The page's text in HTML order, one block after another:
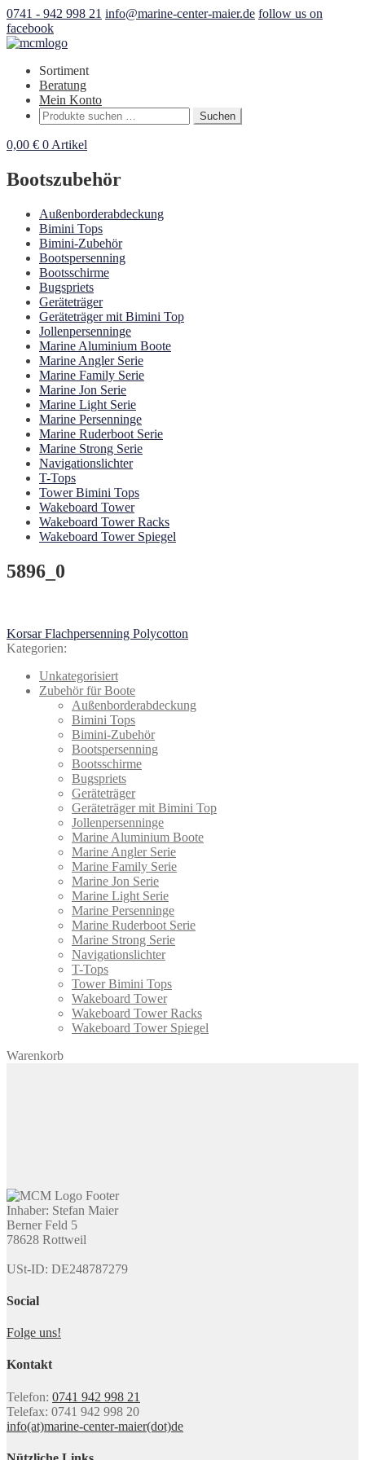
0741 - 942 998 21 info@marine-center-maier.de follow us on
facebook
Sortiment
Beratung
Mein Konto
Suchen
nach:
Suchen
0,00 € 0 Artikel
Bootszubehör
Außenborderabdeckung
Bimini Tops
Bimini-Zubehör
Bootspersenning
Bootsschirme
Bugspriets
Geräteträger
Geräteträger mit Bimini Top
Jollenpersenninge
Marine Aluminium Boote
Marine Angler Serie
Marine Family Serie
Marine Jon Serie
Marine Light Serie
Marine Persenninge
Marine Ruderboot Serie
Marine Strong Serie
Navigationslichter
T-Tops
Tower Bimini Tops
Wakeboard Tower
Wakeboard Tower Racks
Wakeboard Tower Spiegel
5896_0
Beitragsnavigation
Vorheriger
Beitrag:
Korsar Flachpersenning Polycotton
Kategorien:
Unkategorisiert
Zubehör für Boote
Außenborderabdeckung
Bimini Tops
Bimini-Zubehör
Bootspersenning
Bootsschirme
Bugspriets
Geräteträger
Geräteträger mit Bimini Top
Jollenpersenninge
Marine Aluminium Boote
Marine Angler Serie
Marine Family Serie
Marine Jon Serie
Marine Light Serie
Marine Persenninge
Marine Ruderboot Serie
Marine Strong Serie
Navigationslichter
T-Tops
Tower Bimini Tops
Wakeboard Tower
Wakeboard Tower Racks
Wakeboard Tower Spiegel
Warenkorb
Inhaber: Stefan Maier
Berner Feld 5
78628 Rottweil
USt-ID: DE248787279
Social
Folge uns!
Kontakt
Telefon: 0741 942 998 21
Telefax: 0741 942 998 20
info(at)marine-center-maier(dot)de